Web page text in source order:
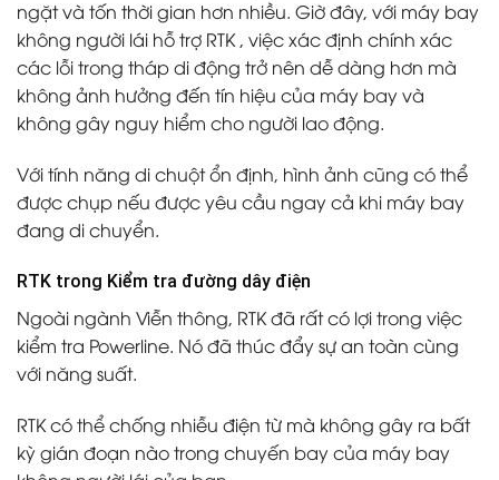
ngặt và tốn thời gian hơn nhiều. Giờ đây, với máy bay
không người lái hỗ trợ RTK, việc xác định chính xác
các lỗi trong tháp di động trở nên dễ dàng hơn mà
không ảnh hưởng đến tín hiệu của máy bay và
không gây nguy hiểm cho người lao động.
Với tính năng di chuột ổn định, hình ảnh cũng có thể
được chụp nếu được yêu cầu ngay cả khi máy bay
đang di chuyển.
RTK trong Kiểm tra đường dây điện
Ngoài ngành Viễn thông, RTK đã rất có lợi trong việc
kiểm tra Powerline. Nó đã thúc đẩy sự an toàn cùng
với năng suất.
RTK có thể chống nhiễu điện từ mà không gây ra bất
kỳ gián đoạn nào trong chuyến bay của máy bay